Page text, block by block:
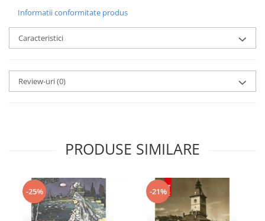
Informatii conformitate produs
Caracteristici
Review-uri(0)
PRODUSE SIMILARE
-25% -21%